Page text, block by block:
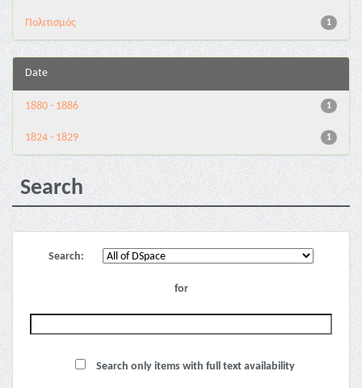
1
Πολιτισμός
Date
1
1880 - 1886
1
1824 - 1829
Search
Search:
for
Search only items with full text availability